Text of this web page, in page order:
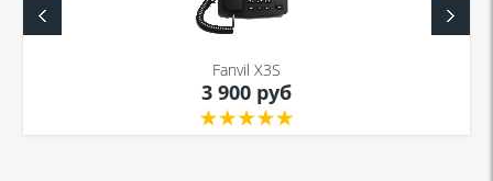
Fanvil X3S
3 900 руб